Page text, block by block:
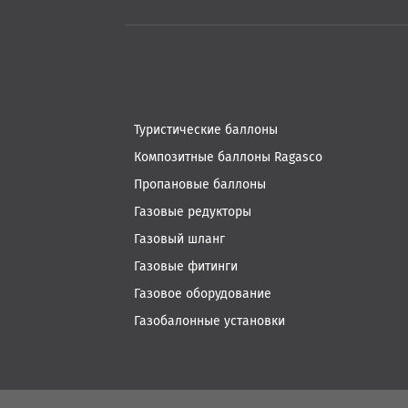
Туристические баллоны
Композитные баллоны Ragasco
Пропановые баллоны
Газовые редукторы
Газовый шланг
Газовые фитинги
Газовое оборудование
Газобалонные установки